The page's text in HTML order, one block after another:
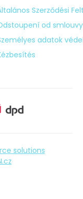
Szerződési
od smlouvy
adatok
solutions